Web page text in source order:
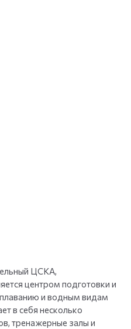
ЦСКА,
центром подготовки и
и водным видам
в себя несколько
тренажерные залы и